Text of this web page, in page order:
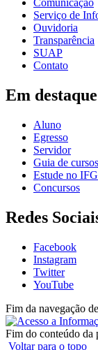
Comunicação
Serviço de
Ouvidoria
Transparência
SUAP
Contato
Em destaque
Aluno
Egresso
Servidor
Guia de cursos
Estude no IFG
Concursos
Redes
Facebook
Instagram
Twitter
YouTube
Fim da navegação
Fim do conteúdo da
Voltar para o topo